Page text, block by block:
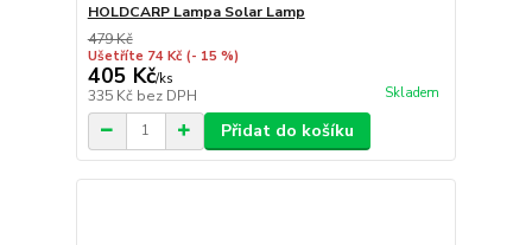
HOLDCARP Lampa Solar Lamp
479 Kč
Ušetříte 74 Kč (- 15 %)
405 Kč/ks
335 Kč bez DPH Skladem
Přidat do košíku